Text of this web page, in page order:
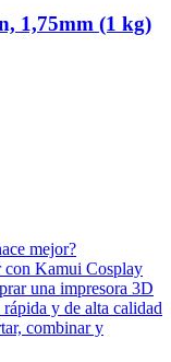
1,75mm (1 kg)
mejor?
con Kamui Cosplay
una impresora 3D
y de alta calidad
combinar y